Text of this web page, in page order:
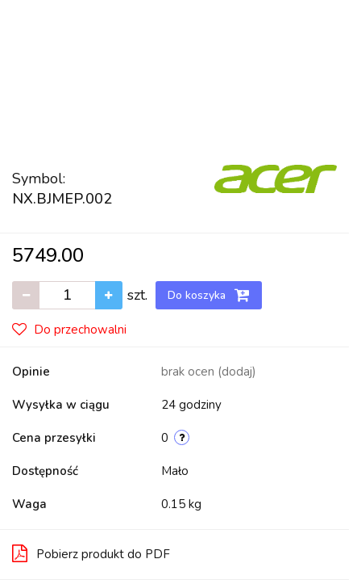
Symbol:
NX.BJMEP.002
5749.00
szt. Do koszyka
Do przechowalni
Opinie brak ocen (dodaj)
Wysyłka w ciągu 24 godziny
Cena przesyłki 0
Dostępność Mało
Waga 0.15 kg
Pobierz produkt do PDF